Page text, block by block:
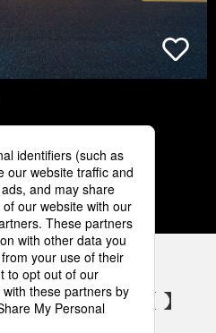
4 5
設備 SNSアカウント